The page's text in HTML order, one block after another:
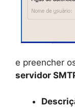
e preencher
servidor